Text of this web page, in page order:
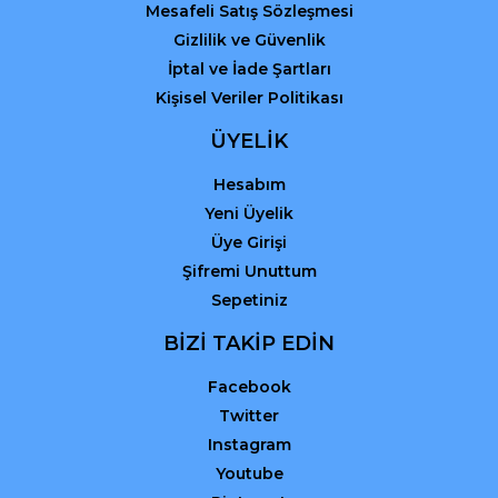
Mesafeli Satış Sözleşmesi
Gizlilik ve Güvenlik
İptal ve İade Şartları
Kişisel Veriler Politikası
ÜYELİK
Hesabım
Yeni Üyelik
Üye Girişi
Şifremi Unuttum
Sepetiniz
BİZİ TAKİP EDİN
Facebook
Twitter
Instagram
Youtube